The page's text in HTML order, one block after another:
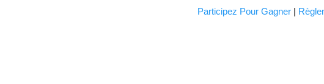
Participez Pour Gagner|